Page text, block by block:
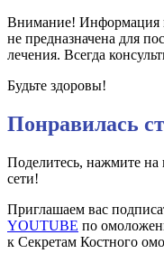
Внимание! Информация
не предназначена для
лечения. Всегда
Будьте здоровы!
Понравилась
Поделитесь, нажмите
сети!
Приглашаем вас
YOUTUBE по
к Секретам Костного